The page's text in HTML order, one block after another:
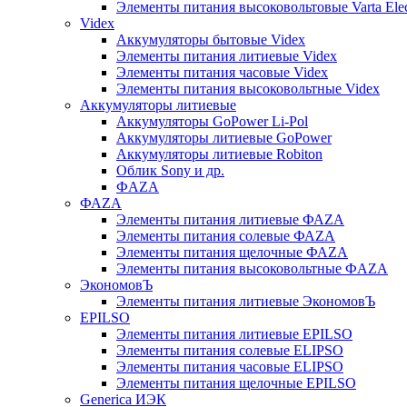
Элементы питания высоковольтовые Varta
Videx
Аккумуляторы бытовые Videx
Элементы питания литиевые Videx
Элементы питания часовые Videx
Элементы питания высоковольтные Videx
Аккумуляторы литиевые
Аккумуляторы GoPower Li-Pol
Аккумуляторы литиевые GoPower
Аккумуляторы литиевые Robiton
Облик Sony и др.
ФAZA
ФАZA
Элементы питания литиевые ФАZА
Элементы питания солевые ФАZА
Элементы питания щелочные ФАZА
Элементы питания высоковольтные ФAZA
ЭкономовЪ
Элементы питания литиевые ЭкономовЪ
EPILSO
Элементы питания литиевые EPILSO
Элементы питания солевые ELIPSO
Элементы питания часовые ELIPSO
Элементы питания щелочные EPILSO
Generica ИЭК